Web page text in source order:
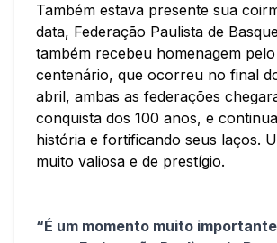
Também estava presente sua
data, Federação Paulista de
também recebeu homenagem
centenário, que ocorreu no final
abril, ambas as federações
conquista dos 100 anos, e
história e fortificando seus laços.
muito valiosa e de prestígio.
“É um momento muito